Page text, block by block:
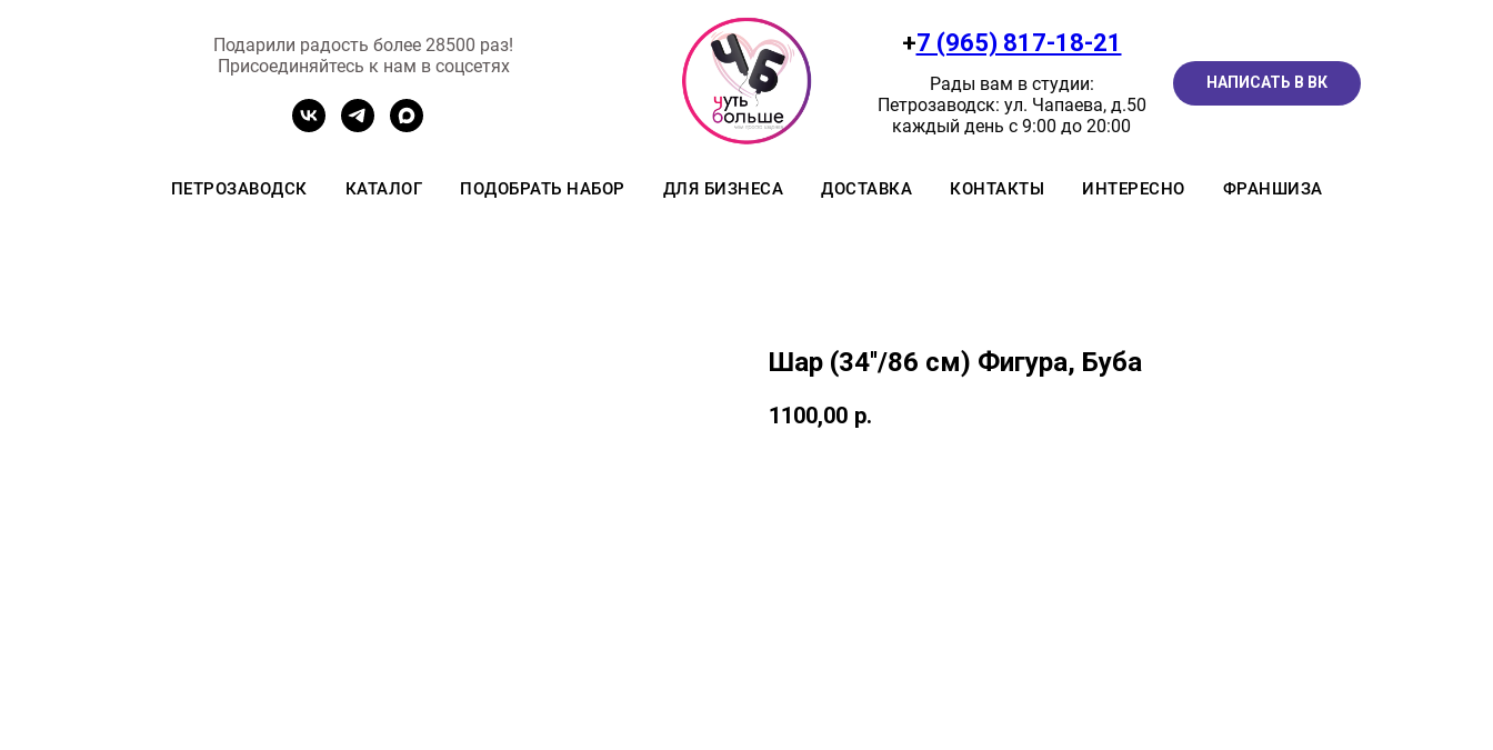
Подарили радость более 28500 раз!
Присоединяйтесь к нам в соцсетях
+7 (965) 817-18-21
Рады вам в студии:
Петрозаводск: ул. Чапаева, д.50
каждый день с 9:00 до 20:00
НАПИСАТЬ В ВК
ПЕТРОЗАВОДСК КАТАЛОГ ПОДОБРАТЬ НАБОР ДЛЯ БИЗНЕСА ДОСТАВКА КОНТАКТЫ ИНТЕРЕСНО ФРАНШИЗА
Шар (34''/86 см) Фигура, Буба
1100,00 р.